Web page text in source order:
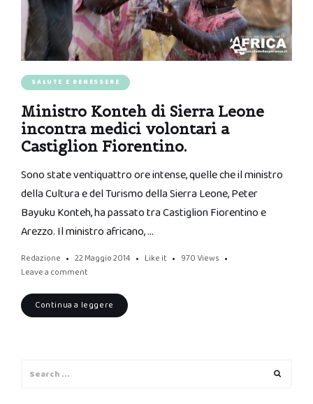
SALUTE E BENESSERE
Ministro Konteh di Sierra Leone
incontra medici volontari a
Castiglion Fiorentino.
Sono state ventiquattro ore intense, quelle che il ministro
della Cultura e del Turismo della Sierra Leone, Peter
Bayuku Konteh, ha passato tra Castiglion Fiorentino e
Arezzo. Il ministro africano, …
Redazione 22 Maggio 2014 Like it 970 Views
Leave a comment
Continua a leggere
for: